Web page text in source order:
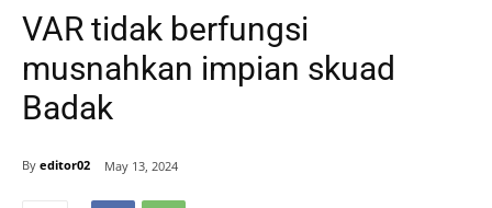
VAR tidak berfungsi
musnahkan impian skuad
Badak
By editor02 May 13, 2024